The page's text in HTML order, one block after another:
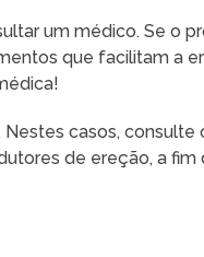
um médico. Se o
que facilitam a
casos, consulte
de ereção, a fim